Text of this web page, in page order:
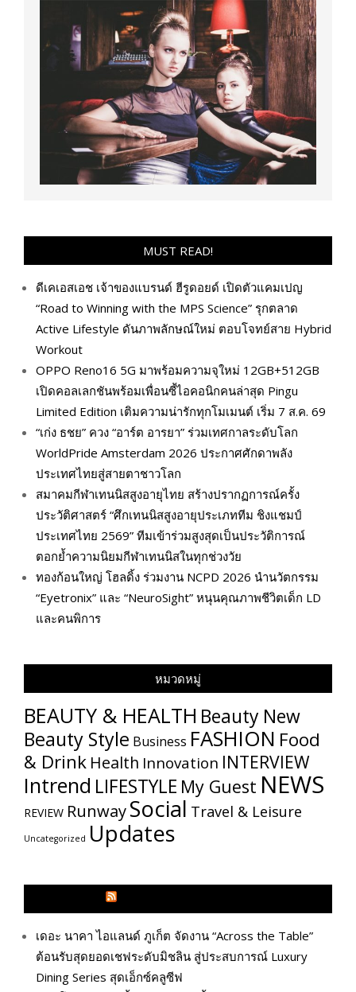
MUST READ!
ดีเคเอสเอช เจ้าของแบรนด์ ฮีรูดอยด์ เปิดตัวแคมเปญ
“Road to Winning with the MPS Science” รุกตลาด
Active Lifestyle ดันภาพลักษณ์ใหม่ ตอบโจทย์สาย Hybrid
Workout
OPPO Reno16 5G มาพร้อมความจุใหม่ 12GB+512GB
เปิดคอลเลกชันพร้อมเพื่อนซี้ไอคอนิกคนล่าสุด Pingu
Limited Edition เติมความน่ารักทุกโมเมนต์ เริ่ม 7 ส.ค. 69
“เก่ง ธชย” ควง “อาร์ต อารยา” ร่วมเทศกาลระดับโลก
WorldPride Amsterdam 2026 ประกาศศักดาพลัง
ประเทศไทยสู่สายตาชาวโลก
สมาคมกีฬาเทนนิสสูงอายุไทย สร้างปรากฏการณ์ครั้ง
ประวัติศาสตร์ “ศึกเทนนิสสูงอายุประเภททีม ชิงแชมป์
ประเทศไทย 2569” ทีมเข้าร่วมสูงสุดเป็นประวัติการณ์
ตอกย้ำความนิยมกีฬาเทนนิสในทุกช่วงวัย
ทองก้อนใหญ่ โฮลดิ้ง ร่วมงาน NCPD 2026 นำนวัตกรรม
“Eyetronix” และ “NeuroSight” หนุนคุณภาพชีวิตเด็ก LD
และคนพิการ
หมวดหมู่
BEAUTY & HEALTH Beauty New
Beauty Style Business FASHION Food
& Drink Health Innovation INTERVIEW
Intrend LIFESTYLE My​ Guest NEWS
REVIEW RunwaySocial Travel & Leisure
Uncategorized Updates
เดอะ นาคา ไอแลนด์ ภูเก็ต จัดงาน “Across the Table”
ต้อนรับสุดยอดเชฟระดับมิชลิน สู่ประสบการณ์ Luxury
Dining Series สุดเอ็กซ์คลูซีฟ